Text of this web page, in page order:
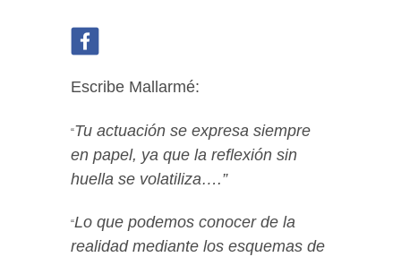
Escribe Mallarmé:
“Tu actuación se expresa siempre
en papel, ya que la reflexión sin
huella se volatiliza….”
“Lo que podemos conocer de la
realidad mediante los esquemas de